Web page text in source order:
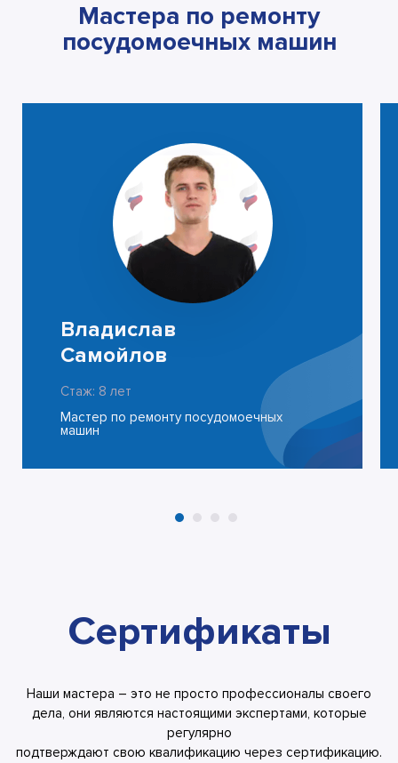
Мастера по ремонту
посудомоечных машин
Владислав
Самойлов
Стаж: 8 лет
Мастер по ремонту посудомоечных
машин
Сертификаты
Наши мастера – это не просто профессионалы своего
дела, они являются настоящими экспертами, которые
регулярно
подтверждают свою квалификацию через сертификацию.